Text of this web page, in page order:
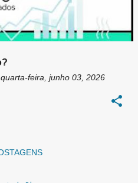
quarta-feira, junho 03, 2026